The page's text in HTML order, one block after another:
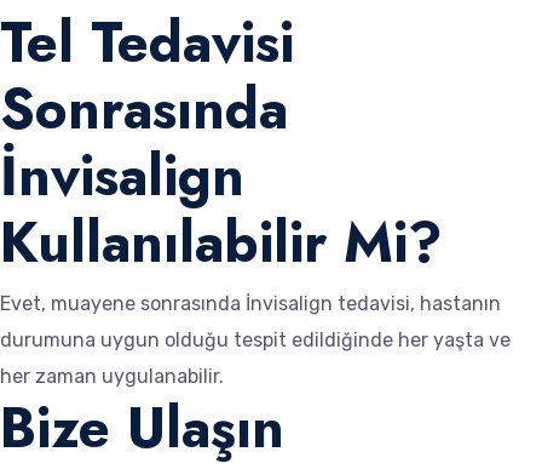
Tel Tedavisi
Sonrasında
İnvisalign
Kullanılabilir Mi?
Evet, muayene sonrasında İnvisalign tedavisi, hastanın
durumuna uygun olduğu tespit edildiğinde her yaşta ve
her zaman uygulanabilir.
Bize Ulaşın